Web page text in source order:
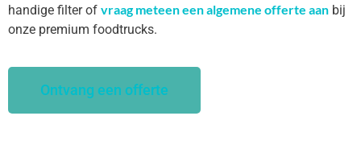
handige filter of vraag meteen een algemene offerte aan bij
onze premium foodtrucks.
Ontvang een offerte